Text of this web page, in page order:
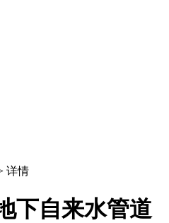
详情
下自来水管道